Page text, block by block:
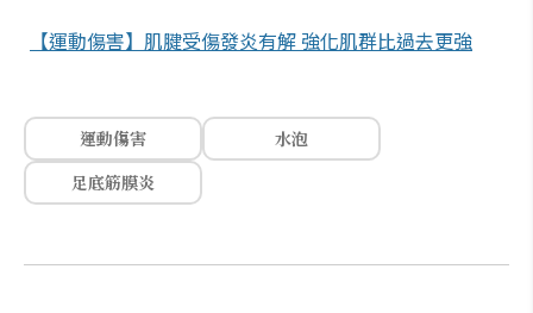
【運動傷害】肌腱受傷發炎有解 強化肌群比過去更強
運動傷害
水泡
足底筋膜炎